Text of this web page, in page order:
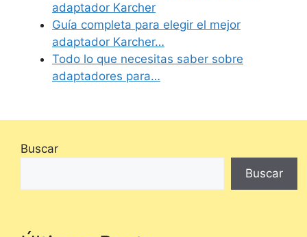
adaptador Karcher
Guía completa para elegir el mejor
adaptador Karcher…
Todo lo que necesitas saber sobre
adaptadores para…
Buscar
Buscar